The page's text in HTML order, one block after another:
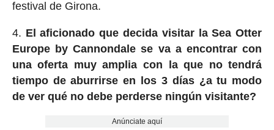
festival de Girona.
El aficionado que decida visitar la Sea Otter
Europe by Cannondale se va a encontrar con
una oferta muy amplia con la que no tendrá
tiempo de aburrirse en los 3 días ¿a tu modo
de ver qué no debe perderse ningún visitante?
Anúnciate aquí